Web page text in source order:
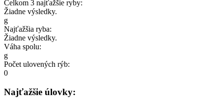
Celkom 3 najťažšie ryby:
Žiadne výsledky.
g
Najťažšia ryba:
Žiadne výsledky.
Váha spolu:
g
Počet ulovených rýb:
0
Najťažšie úlovky: